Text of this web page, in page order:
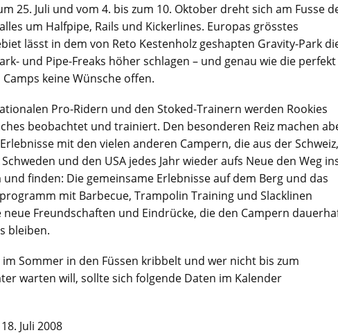
25. Juli und vom 4. bis zum 10. Oktober dreht sich am Fusse
um Halfpipe, Rails und Kickerlines. Europas grösstes
lässt in dem von Reto Kestenholz geshapten Gravity-Park
und Pipe-Freaks höher schlagen – und genau wie die perfekt
keine Wünsche offen.
Pro-Ridern und den Stoked-Trainern werden Rookies
beobachtet und trainiert. Den besonderen Reiz machen
mit den vielen anderen Campern, die aus der Schweiz,
und den USA jedes Jahr wieder aufs Neue den Weg
und finden: Die gemeinsame Erlebnisse auf dem Berg und das
mit Barbecue, Trampolin Training und Slacklinen
neue Freundschaften und Eindrücke, die den Campern
bleiben.
im Sommer in den Füssen kribbelt und wer nicht bis zum
warten will, sollte sich folgende Daten im Kalender
Juli 2008